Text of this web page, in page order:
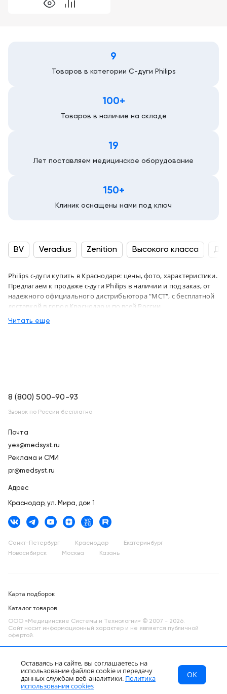
МСТ Каталог
Главная
RU
9
Товаров в категории С-дуги Philips
100+
Товаров в наличие на складе
19
Лет поставляем медицинское оборудование
150+
Клиник оснащены нами под ключ
BV Veradius Zenition Высокого класса
Philips с-дуги купить в Краснодаре: цены, фото, характеристики.
Предлагаем к продаже с-дуги Philips в наличии и под заказ, от
надежного официального дистрибьютора "МСТ", с бесплатной
доставкой в город Краснодар и по всей России
Читать еще
8 (800) 500-90-93
Звонок по России бесплатно
Почта
yes@medsyst.ru
Реклама и СМИ
pr@medsyst.ru
Адрес
Краснодар, ул. Мира, дом 1
Санкт-Петербург Краснодар
Екатеринбург
Новосибирск
Москва Казань
Карта подборок
Каталог товаров
ООО «Медицинские Системы и Технологии» © 2007 - 2026.
Сайт носит информационный характер и не является публичной
офертой.
Оставаясь на сайте, вы соглашаетесь на
использование файлов cookie и передачу
данных службам веб-аналитики. Политика
использования cookies
OK